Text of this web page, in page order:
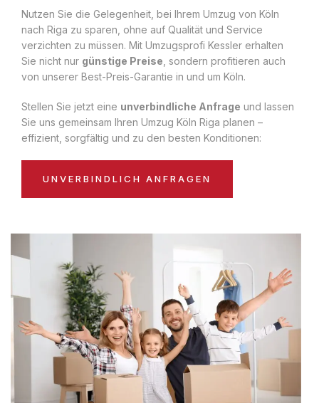
Nutzen Sie die Gelegenheit, bei Ihrem Umzug von Köln
nach Riga zu sparen, ohne auf Qualität und Service
verzichten zu müssen. Mit Umzugsprofi Kessler erhalten
Sie nicht nur günstige Preise , sondern profitieren auch
von unserer Best-Preis-Garantie in und um Köln.
Stellen Sie jetzt eine unverbindliche Anfrage und lassen
Sie uns gemeinsam Ihren Umzug Köln Riga planen –
effizient, sorgfältig und zu den besten Konditionen:
UNVERBINDLICH ANFRAGEN